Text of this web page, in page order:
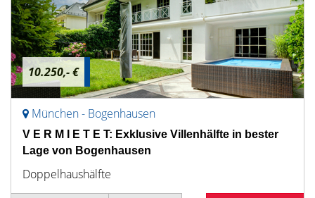
10.250,- €
München - Bogenhausen
V E R M I E T E T: Exklusive Villenhälfte in bester
Lage von Bogenhausen
Doppelhaushälfte